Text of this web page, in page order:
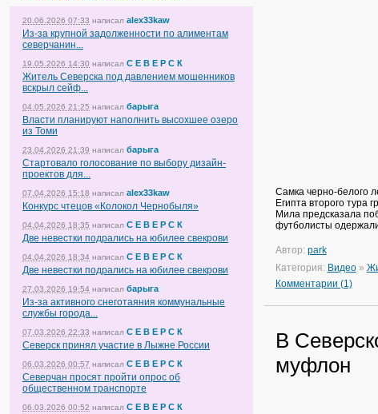
20.06.2026 07:33 написал alex33kaw
Из-за крупной задолженности по алиментам
северчанин...
19.05.2026 14:30 написал С Е В Е Р С К
Житель Северска под давлением мошенников
вскрыл сейф...
04.05.2026 21:25 написал барыга
Власти планируют наполнить высохшее озеро
из Томи
23.04.2026 21:39 написал барыга
Стартовало голосование по выбору дизайн-
проектов для...
07.04.2026 15:18 написал alex33kaw
Конкурс чтецов «Колокол Чернобыля»
04.04.2026 18:35 написал С Е В Е Р С К
Две невестки подрались на юбилее свекрови
04.04.2026 18:34 написал С Е В Е Р С К
Две невестки подрались на юбилее свекрови
27.03.2026 19:54 написал барыга
Из-за активного снеготаяния коммунальные
службы города...
07.03.2026 22:33 написал С Е В Е Р С К
Северск принял участие в Лыжне России
06.03.2026 00:57 написал С Е В Е Р С К
Северчан просят пройти опрос об
общественном транспорте
06.03.2026 00:52 написал С Е В Е Р С К
Самка черно-белого
Египта второго тура
Мила предсказала
футболисты
Автор: park
Категория: Видео»
Комментарии (1)
В
муфлон